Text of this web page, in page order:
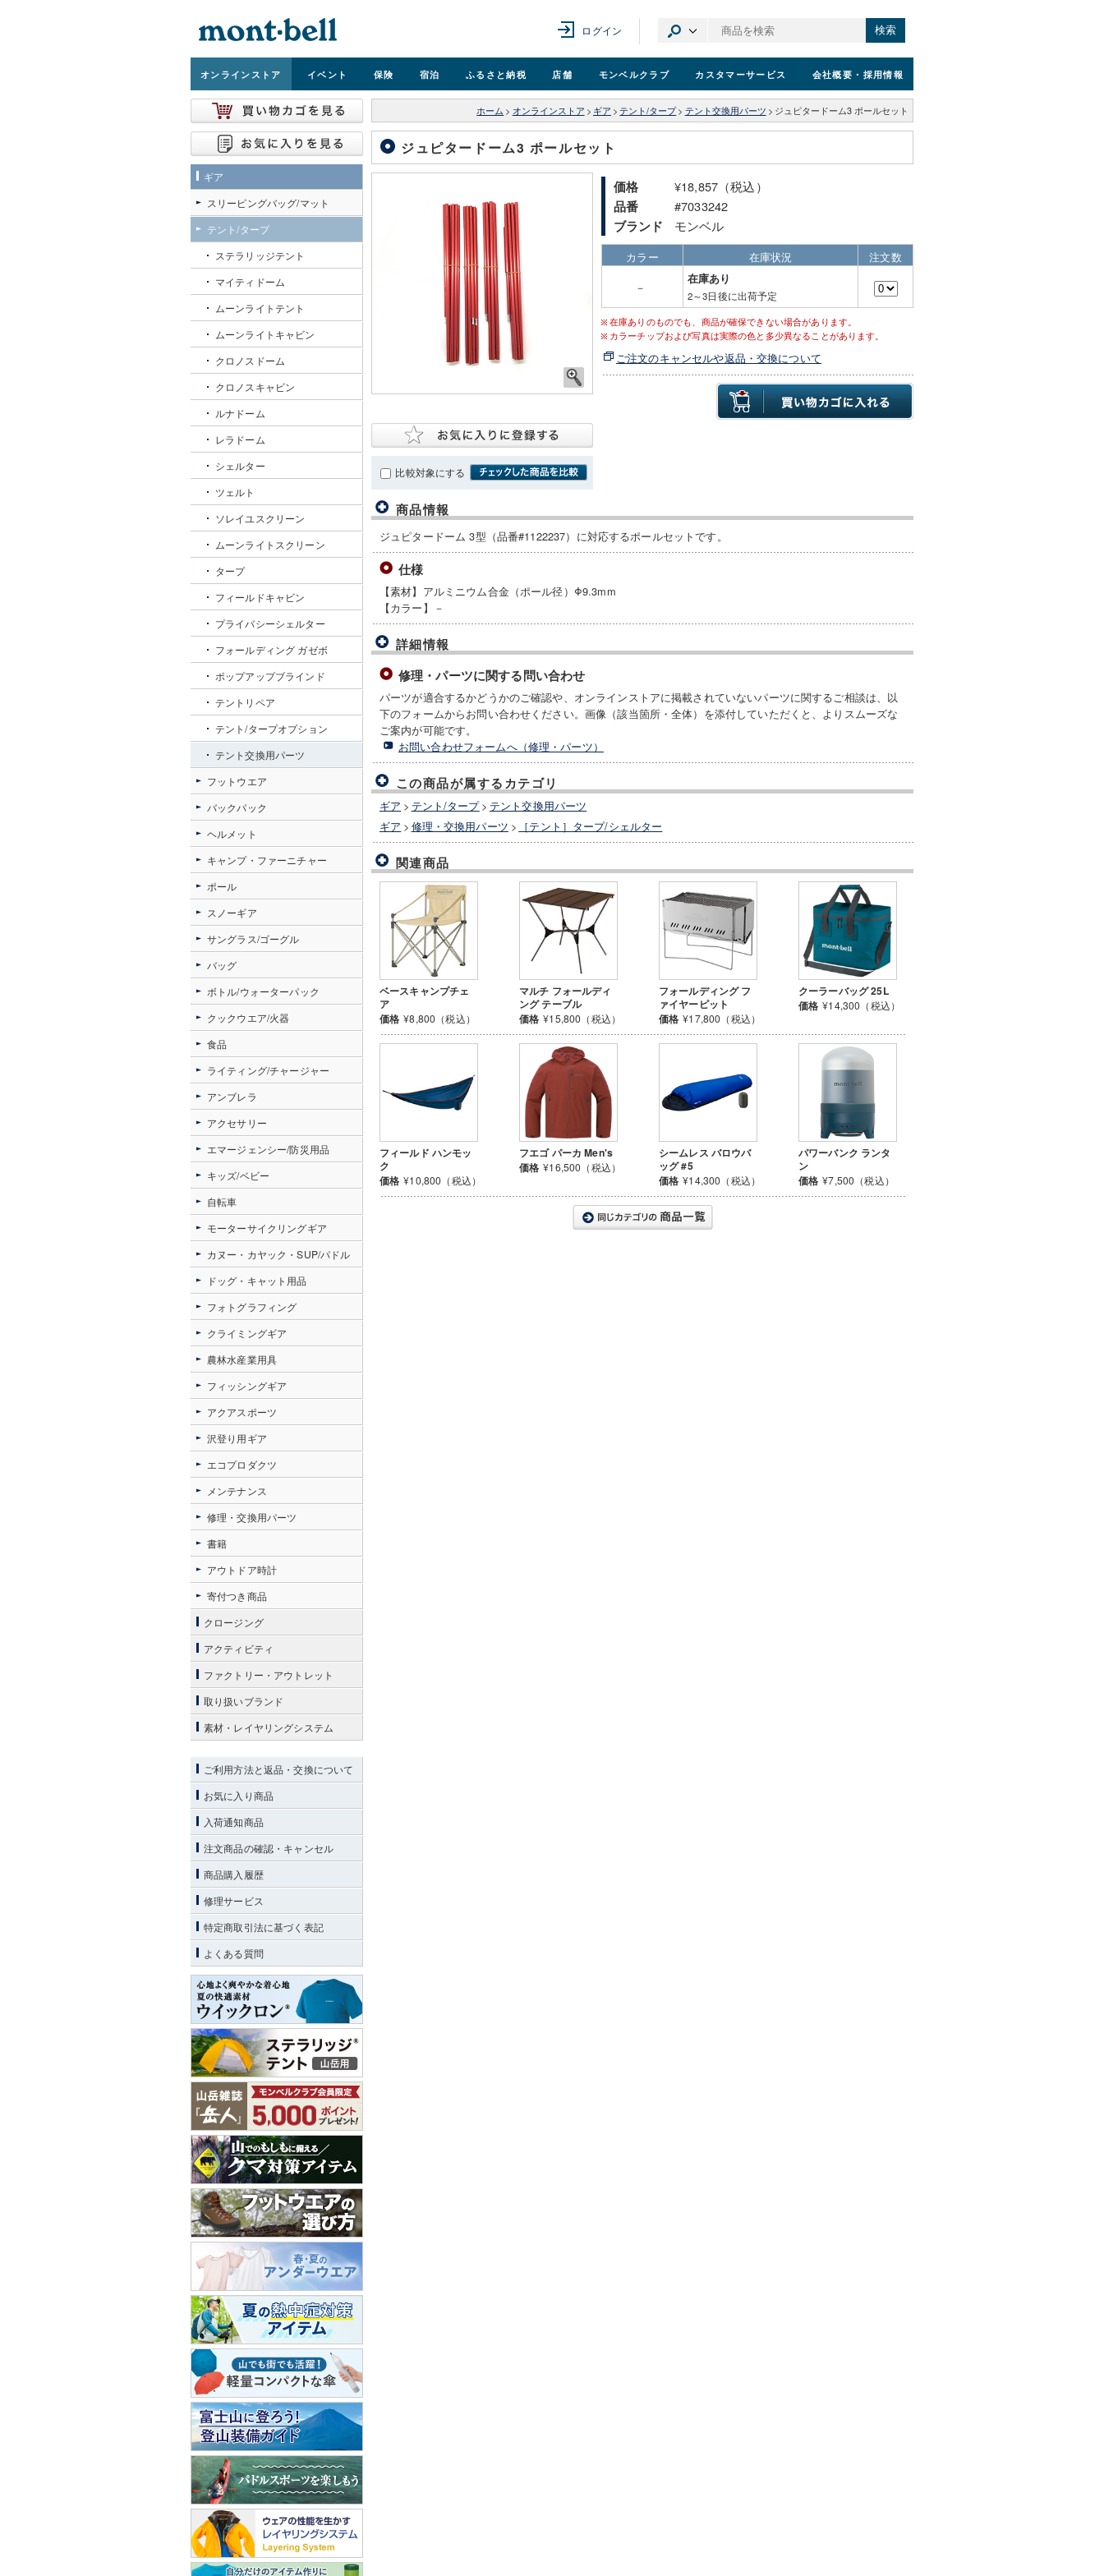
ログイン 検索
オンラインストア イベント 保険 宿泊 ふるさと納税 店舗 モンベルクラブ カスタマーサービス 会社概要 ・採用情報
ホーム > オンラインストア > ギア > テント/タープ> テント交換用パーツ > ジュピタードーム3 ポールセット
ジュピタードーム3 ポールセット
比較対象にする
価格 ¥18,857（税込）
品番 #7033242
ブランド モンベル
カラー 在庫状況
注文数
－
在庫あり
2～3日後に出荷予定
在庫ありのものでも、商品が確保できない場合があります。
カラーチップおよび写真は実際の色と多少異なることがあります。
ご注文のキャンセルや返品・交換について
商品情報
ジュピタードーム 3型（品番#1122237）に対応するポールセットです。
仕様
【素材】アルミニウム合金（ポール径）Φ9.3mm
【カラー】－
詳細情報
修理・パーツに関する問い合わせ
パーツが適合するかどうかのご確認や、オンラインストアに掲載されていないパーツに関するご相談は、以
下のフォームからお問い合わせください。画像（該当箇所・全体）を添付していただくと、よりスムーズな
ご案内が可能です。
お問い合わせフォームへ（修理・パーツ）
この商品が属するカテゴリ
ギア > テント/タープ> テント交換用パーツ
ギア > 修理・交換用パーツ > ［テント］タープ/シェルター
関連商品
ベースキャンプチェ
ア
価格 ¥8,800（税込）
マルチ フォールディ
ング テーブル
価格 ¥15,800（税込）
フォールディング フ
ァイヤーピット
価格 ¥17,800（税込）
クーラーバッグ 25L
価格 ¥14,300（税込）
フィールド ハンモッ
ク
価格 ¥10,800（税込）
フエゴ パーカ Men's
価格 ¥16,500（税込）
シームレス バロウバ
ッグ #5
価格 ¥14,300（税込）
パワーバンク ランタ
ン
価格 ¥7,500（税込）
ギア
スリーピングバッグ/マット
テント/タープ
ステラリッジテント
マイティドーム
ムーンライトテント
ムーンライトキャビン
クロノスドーム
クロノスキャビン
ルナドーム
レラドーム
シェルター
ツェルト
ソレイユスクリーン
ムーンライトスクリーン
タープ
フィールドキャビン
プライバシーシェルター
フォールディング ガゼボ
ポップアップブラインド
テントリペア
テント/タープオプション
テント交換用パーツ
フットウエア
バックパック
ヘルメット
キャンプ・ファーニチャー
ポール
スノーギア
サングラス/ゴーグル
バッグ
ボトル/ウォーターパック
クックウエア/火器
食品
ライティング/チャージャー
アンブレラ
アクセサリー
エマージェンシー/防災用品
キッズ/ベビー
自転車
モーターサイクリングギア
カヌー・カヤック・SUP/パドル
ドッグ・キャット用品
フォトグラフィング
クライミングギア
農林水産業用具
フィッシングギア
アクアスポーツ
沢登り用ギア
エコプロダクツ
メンテナンス
修理・交換用パーツ
書籍
アウトドア時計
寄付つき商品
クロージング
アクティビティ
ファクトリー・アウトレット
取り扱いブランド
素材・レイヤリングシステム
ご利用方法と返品・交換について
お気に入り商品
入荷通知商品
注文商品の確認・キャンセル
商品購入履歴
修理サービス
特定商取引法に基づく表記
よくある質問